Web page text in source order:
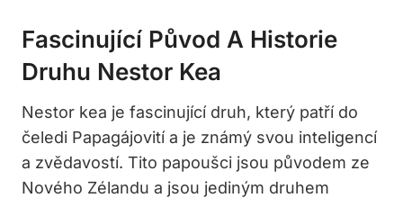
Fascinující Původ A Historie
Druhu Nestor Kea
Nestor kea je fascinující druh, který patří do
čeledi Papagájovití a je známý svou inteligencí
a zvědavostí. Tito papoušci jsou původem ze
Nového Zélandu a jsou jediným druhem